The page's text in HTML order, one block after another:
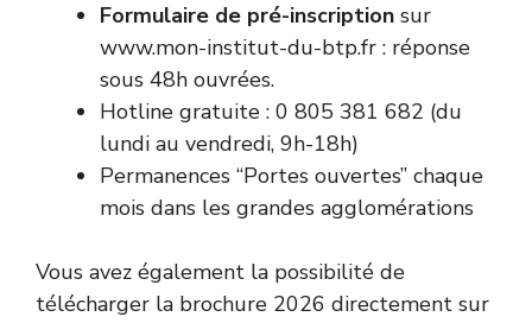
Formulaire de pré-inscription sur
www.mon-institut-du-btp.fr : réponse
sous 48h ouvrées.
Hotline gratuite : 0 805 381 682 (du
lundi au vendredi, 9h-18h)
Permanences “Portes ouvertes” chaque
mois dans les grandes agglomérations
Vous avez également la possibilité de
télécharger la brochure 2026 directement sur